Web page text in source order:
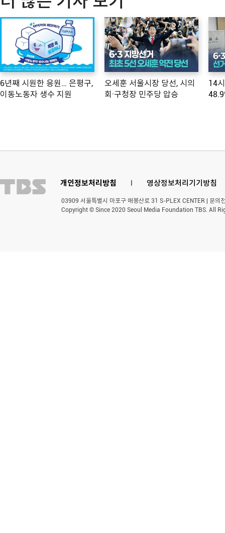
6년째 시원한 응원… 은평구,
이동노동자 생수 지원
오세훈 서울시장 당선, 시의
회·구청장 민주당 압승
14
개인정보처리방침 l 영상정보처리기기방침
03909 서울특별시 마포구 매봉산로 31 S-PLEX CENTER | 문
Copyright © Since 2020 Seoul Media Foundation TBS. All